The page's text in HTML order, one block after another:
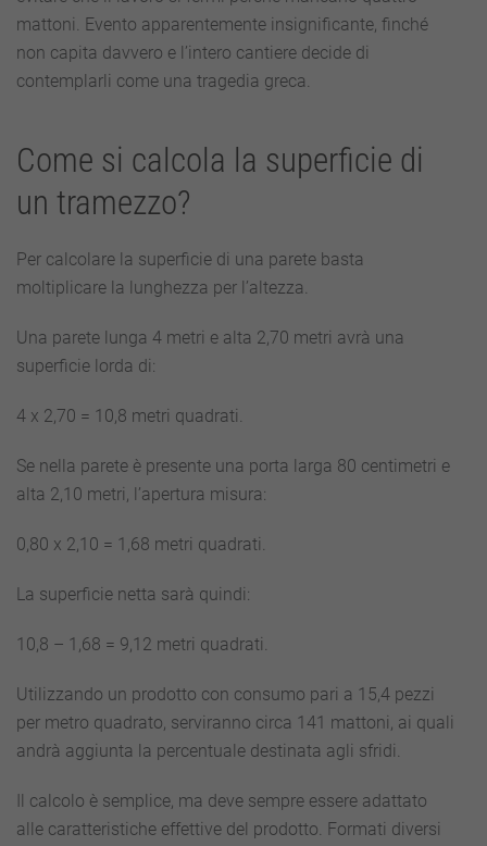
mattoni. Evento apparentemente insignificante, finché
non capita davvero e l’intero cantiere decide di
contemplarli come una tragedia greca.
Come si calcola la superficie di
un tramezzo?
Per calcolare la superficie di una parete basta
moltiplicare la lunghezza per l’altezza.
Una parete lunga 4 metri e alta 2,70 metri avrà una
superficie lorda di:
4 x 2,70 = 10,8 metri quadrati.
Se nella parete è presente una porta larga 80 centimetri e
alta 2,10 metri, l’apertura misura:
0,80 x 2,10 = 1,68 metri quadrati.
La superficie netta sarà quindi:
10,8 – 1,68 = 9,12 metri quadrati.
Utilizzando un prodotto con consumo pari a 15,4 pezzi
per metro quadrato, serviranno circa 141 mattoni, ai quali
andrà aggiunta la percentuale destinata agli sfridi.
Il calcolo è semplice, ma deve sempre essere adattato
alle caratteristiche effettive del prodotto. Formati diversi